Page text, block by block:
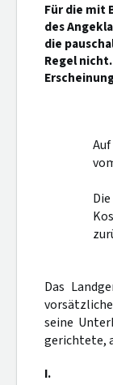
Für die mit
des
die
Regel
Das
seine
gerichtete,
I.